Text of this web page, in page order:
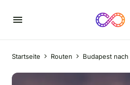
Startseite Routen Budapest